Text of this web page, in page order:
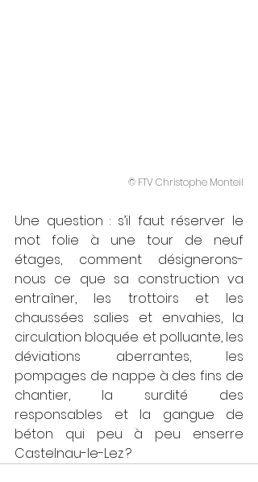
© FTV Christophe Monteil
Une question : s’il faut réserver le
mot folie à une tour de neuf
étages, comment désignerons-
nous ce que sa construction va
entraîner, les trottoirs et les
chaussées salies et envahies, la
circulation bloquée et polluante, les
déviations aberrantes, les
pompages de nappe à des fins de
chantier, la surdité des
responsables et la gangue de
béton qui peu à peu enserre
Castelnau-le-Lez ?